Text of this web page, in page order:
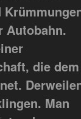
Autobahn.
die dem
Man